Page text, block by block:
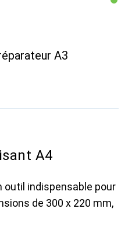
A3
A4
outil indispensable pour
de 300 x 220 mm,